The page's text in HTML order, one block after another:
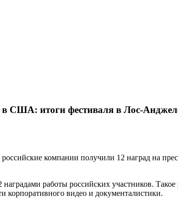
в США: итоги фестиваля в Лос-
российские компании получили 12 наград на
работы российских участников.
видео и документалистики.